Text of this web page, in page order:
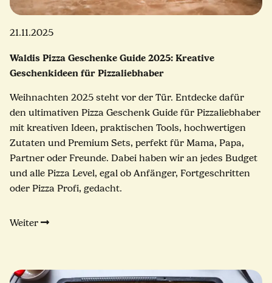
21.11.2025
Waldis Pizza Geschenke Guide 2025: Kreative
Geschenkideen für Pizzaliebhaber
Weihnachten 2025 steht vor der Tür. Entdecke dafür
den ultimativen Pizza Geschenk Guide für Pizzaliebhaber
mit kreativen Ideen, praktischen Tools, hochwertigen
Zutaten und Premium Sets, perfekt für Mama, Papa,
Partner oder Freunde. Dabei haben wir an jedes Budget
und alle Pizza Level, egal ob Anfänger, Fortgeschritten
oder Pizza Profi, gedacht.
Weiter